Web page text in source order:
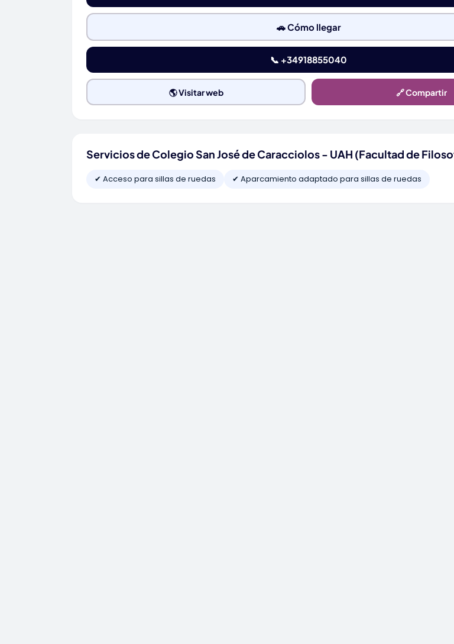
🚗 Cómo llegar
📞 +34918855040
🌎 Visitar web 🔗 Compartir
Servicios de Colegio San José de Caracciolos - UAH (Facultad de
✔ Acceso para sillas de ruedas ✔ Aparcamiento adaptado para sillas de ruedas